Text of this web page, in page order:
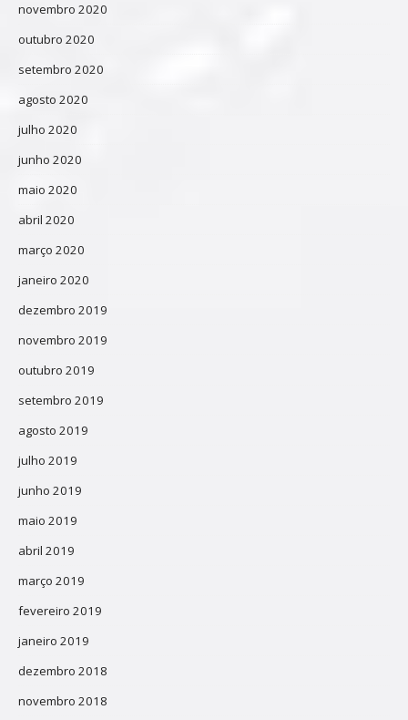
novembro 2020
outubro 2020
setembro 2020
agosto 2020
julho 2020
junho 2020
maio 2020
abril 2020
março 2020
janeiro 2020
dezembro 2019
novembro 2019
outubro 2019
setembro 2019
agosto 2019
julho 2019
junho 2019
maio 2019
abril 2019
março 2019
fevereiro 2019
janeiro 2019
dezembro 2018
novembro 2018